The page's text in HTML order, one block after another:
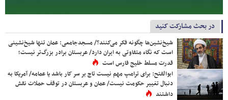
در بحث مشارکت کنید
شیخ‌نشین‌ها چگونه فکر می‌کنند؟/ مسجدجامعی: عمان تنها شیخ‌نشینی
است که نگاه متفاوتی به ایران دارد/ عربستان برادر بزرگ‌تر نیست؛
قدرت مسلط خلیج فارس است
ابوالفتح: برای ترامپ مهم نیست تاج بر سر کار باشد یا عمامه/ آمریکا به
دنبال تغییر حکومت نیست/ عمان و عربستان در توقف حملات نقش
داشتند